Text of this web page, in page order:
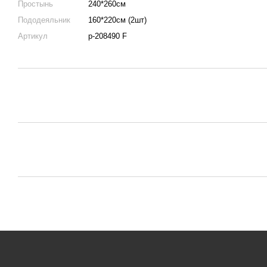
Простынь
240*260см
Пододеяльник
160*220см (2шт)
Артикул
p-208490 F